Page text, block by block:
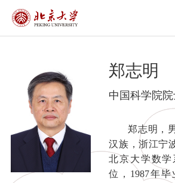
郑志明
中国科学院
郑志明，
汉族，浙江宁
北京大学数
位，1987年